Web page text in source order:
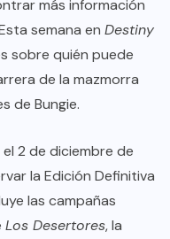
más información
semana en Destiny
sobre quién puede
de la mazmorra
de Bungie.
el 2 de diciembre de
la Edición Definitiva
las campañas
Los Desertores, la